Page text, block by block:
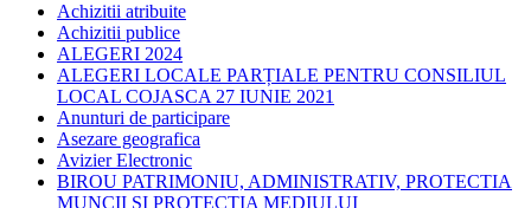
Achizitii atribuite
Achizitii publice
ALEGERI 2024
ALEGERI LOCALE PARȚIALE PENTRU CONSILIUL
LOCAL COJASCA 27 IUNIE 2021
Anunturi de participare
Asezare geografica
Avizier Electronic
BIROU PATRIMONIU, ADMINISTRATIV, PROTECTIA
MUNCII SI PROTECTIA MEDIULUI